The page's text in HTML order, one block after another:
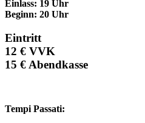
Einlass: 19 Uhr
Beginn: 20 Uhr
Eintritt
12 € VVK
15 € Abendkasse
Tempi Passati: